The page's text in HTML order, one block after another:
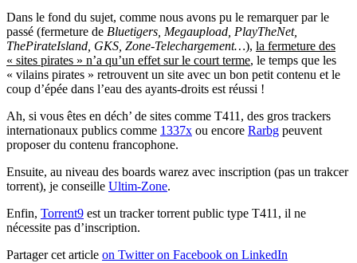
Dans le fond du sujet, comme nous avons pu le remarquer par le
passé (fermeture de Bluetigers, Megaupload, PlayTheNet,
ThePirateIsland, GKS, Zone-Telechargement…), la fermeture des
« sites pirates » n’a qu’un effet sur le court terme, le temps que les
« vilains pirates » retrouvent un site avec un bon petit contenu et le
coup d’épée dans l’eau des ayants-droits est réussi !
Ah, si vous êtes en déch’ de sites comme T411, des gros trackers
internationaux publics comme 1337x ou encore Rarbg peuvent
proposer du contenu francophone.
Ensuite, au niveau des boards warez avec inscription (pas un trakcer
torrent), je conseille Ultim-Zone.
Enfin, Torrent9 est un tracker torrent public type T411, il ne
nécessite pas d’inscription.
Partager cet article on Twitter on Facebook on LinkedIn